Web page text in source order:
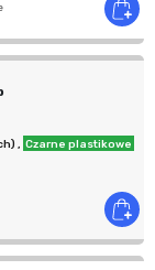
, Czarne plastikowe